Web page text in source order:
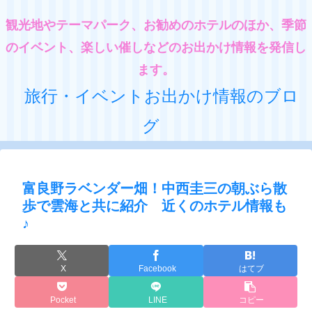
観光地やテーマパーク、お勧めのホテルのほか、季節
のイベント、楽しい催しなどのお出かけ情報を発信し
ます。
旅行・イベントお出かけ情報のブロ
グ
富良野ラベンダー畑！中西圭三の朝ぶら散
歩で雲海と共に紹介 近くのホテル情報も
♪
X Facebook はてブ
Pocket LINE コピー